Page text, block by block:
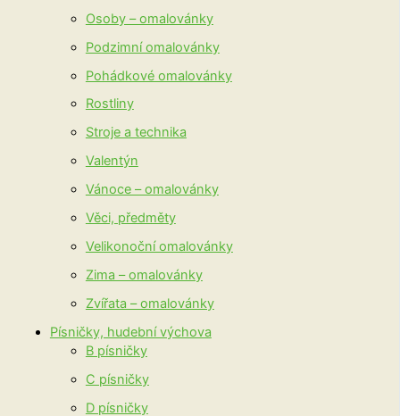
Osoby – omalovánky
Podzimní omalovánky
Pohádkové omalovánky
Rostliny
Stroje a technika
Valentýn
Vánoce – omalovánky
Věci, předměty
Velikonoční omalovánky
Zima – omalovánky
Zvířata – omalovánky
Písničky, hudební výchova
B písničky
C písničky
D písničky